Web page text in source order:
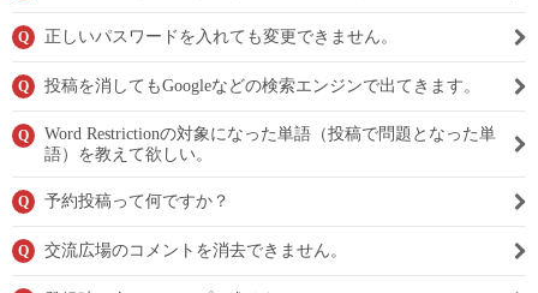
Q 正しいパスワードを入れても変更できません。
Q 投稿を消してもGoogleなどの検索エンジンで出てきます。
Q
Word Restrictionの対象になった単語（投稿で問題となった単
語）を教えて欲しい。
Q 予約投稿って何ですか？
Q 交流広場のコメントを消去できません。